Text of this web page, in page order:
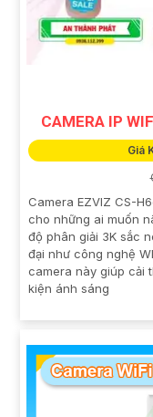
CAMERA IP
Giá
Camera EZVIZ CS-
cho những ai muốn
độ phân giải 3K sắc
đại như công nghệ
camera này giúp cải
kiện ánh sáng